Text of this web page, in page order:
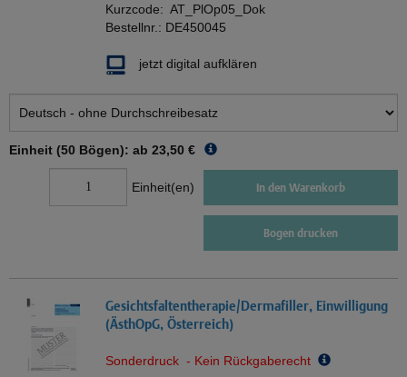
Kurzcode: AT_PlOp05_Dok
Bestellnr.: DE450045
jetzt digital aufklären
Einheit (50 Bögen): ab 23,50 €
Einheit(en) In den Warenkorb
Bogen drucken
Gesichtsfaltentherapie/Dermafiller, Einwilligung
(ÄsthOpG, Österreich)
Sonderdruck - Kein Rückgaberecht